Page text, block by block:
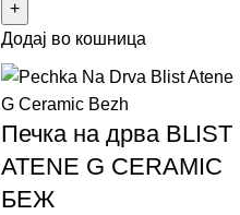
Додај во кошница
Печка на дрва BLIST
ATENE G CERAMIC
БЕЖ